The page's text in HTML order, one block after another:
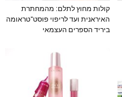
קולות מחוץ לתלם: מהמחתרת
האיראנית ועד לריפוי פוסט־טראומה
ביריד הספרים העצמאי